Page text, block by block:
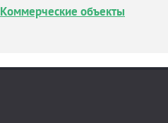
Коммерческие объекты